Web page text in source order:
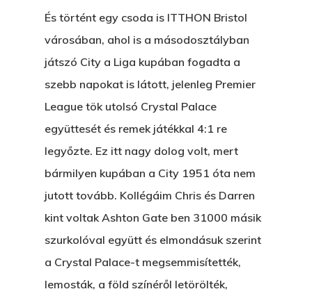
És történt egy csoda is ITTHON Bristol
városában, ahol is a másodosztályban
játszó City a Liga kupában fogadta a
szebb napokat is látott, jelenleg Premier
League tök utolsó Crystal Palace
együttesét és remek játékkal 4:1 re
legyőzte. Ez itt nagy dolog volt, mert
bármilyen kupában a City 1951 óta nem
jutott tovább. Kollégáim Chris és Darren
kint voltak Ashton Gate ben 31000 másik
szurkolóval együtt és elmondásuk szerint
a Crystal Palace-t megsemmisítették,
lemosták, a föld színéről letörölték,